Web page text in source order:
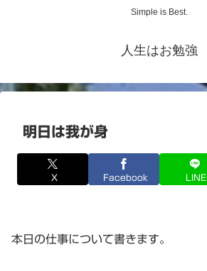
Simple is Best.
人生はお勉強
明日は我が身
X Facebook LINE
本日の仕事について書きます。